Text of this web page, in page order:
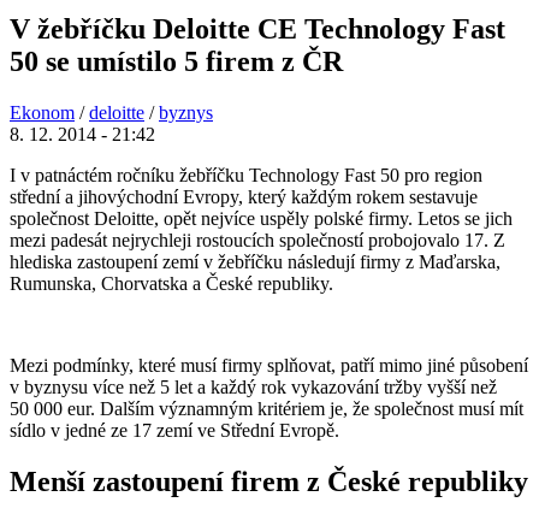
V žebříčku Deloitte CE Technology Fast
50 se umístilo 5 firem z ČR
Ekonom /deloitte /byznys
8. 12. 2014 - 21:42
I v patnáctém ročníku žebříčku Technology Fast 50 pro region
střední a jihovýchodní Evropy, který každým rokem sestavuje
společnost Deloitte, opět nejvíce uspěly polské firmy. Letos se jich
mezi padesát nejrychleji rostoucích společností probojovalo 17. Z
hlediska zastoupení zemí v žebříčku následují firmy z Maďarska,
Rumunska, Chorvatska a České republiky.
Mezi podmínky, které musí firmy splňovat, patří mimo jiné působení
v byznysu více než 5 let a každý rok vykazování tržby vyšší než
50 000 eur. Dalším významným kritériem je, že společnost musí mít
sídlo v jedné ze 17 zemí ve Střední Evropě.
Menší zastoupení firem z České republiky